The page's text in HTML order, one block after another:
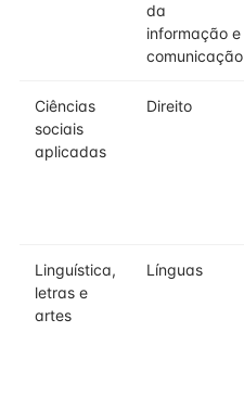
da
informação e
comunicação
Ciências
sociais
aplicadas
Direito
Linguística,
letras e
artes
Línguas